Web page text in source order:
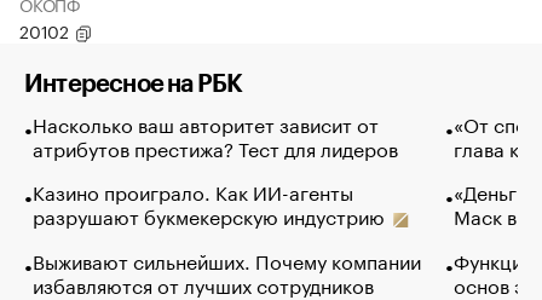
20102
Интересное на РБК
Насколько ваш авторитет зависит от
атрибутов престижа? Тест для лидеров
Казино проиграло. Как ИИ-агенты
разрушают букмекерскую индустрию
Выживают сильнейших. Почему компании
избавляются от лучших сотрудников
«От
глава
«Деньги
Маск в
Функции
основ